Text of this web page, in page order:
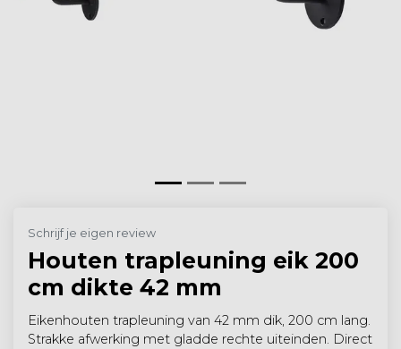
Schrijf je eigen review
Houten trapleuning eik 200
cm dikte 42 mm
Eikenhouten trapleuning van 42 mm dik, 200 cm lang.
Strakke afwerking met gladde rechte uiteinden. Direct